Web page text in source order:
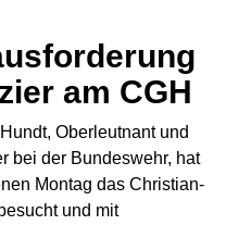
am CGH
Oberleutnant und
bei der Bundeswehr, hat
Montag das Christian-
und mit